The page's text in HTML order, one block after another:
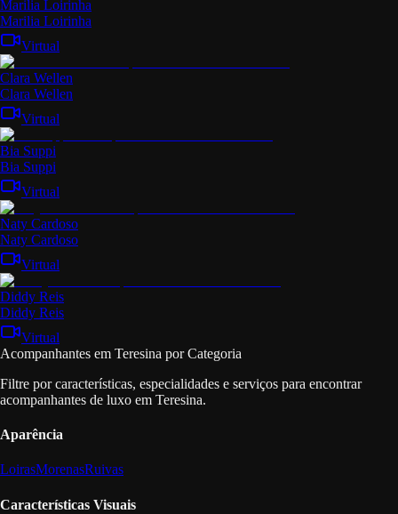
Marilia Loirinha
Marilia Loirinha
Virtual
Clara Wellen
Clara Wellen
Virtual
Bia Suppi
Bia Suppi
Virtual
Naty Cardoso
Naty Cardoso
Virtual
Diddy Reis
Diddy Reis
Virtual
Acompanhantes em Teresina por Categoria
Filtre por características, especialidades e serviços para encontrar
acompanhantes de luxo em Teresina.
Aparência
LoirasMorenasRuivas
Características Visuais